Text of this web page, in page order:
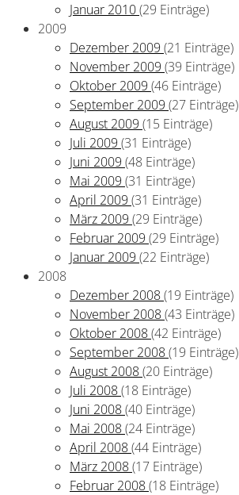
Januar 2010(29 Einträge)
2009
Dezember 2009 (21 Einträge)
November 2009 (39 Einträge)
Oktober 2009 (46 Einträge)
September 2009 (27 Einträge)
August 2009 (15 Einträge)
Juli 2009 (31 Einträge)
Juni 2009 (48 Einträge)
Mai 2009 (31 Einträge)
April 2009 (31 Einträge)
März 2009 (29 Einträge)
Februar 2009 (29 Einträge)
Januar 2009 (22 Einträge)
2008
Dezember 2008(19 Einträge)
November 2008(43 Einträge)
Oktober 2008(42 Einträge)
September 2008(19 Einträge)
August 2008(20 Einträge)
Juli 2008(18 Einträge)
Juni 2008(40 Einträge)
Mai 2008(24 Einträge)
April 2008(44 Einträge)
März 2008(17 Einträge)
Februar 2008(18 Einträge)